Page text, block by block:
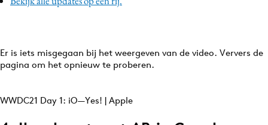
Er is iets misgegaan bij het weergeven van de video. Ververs de
pagina om het opnieuw te proberen.
WWDC21 Day 1: iO—Yes! | Apple